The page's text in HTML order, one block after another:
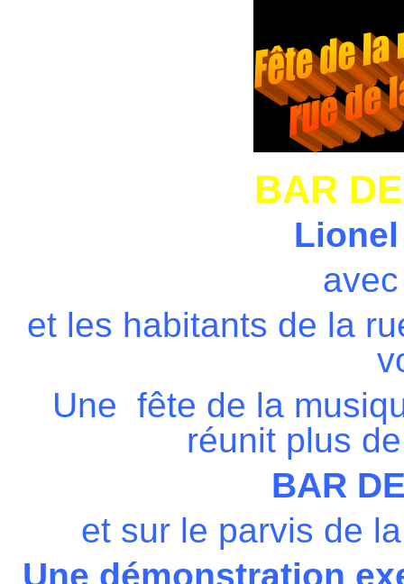
BAR
et les habitants de la
Une fête de la
réunit plus
BAR
et sur le parvis de
Une démonstration